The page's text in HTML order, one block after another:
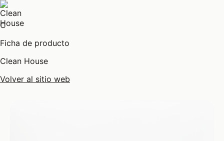
C
Ficha de producto
Clean House
Volver al sitio web